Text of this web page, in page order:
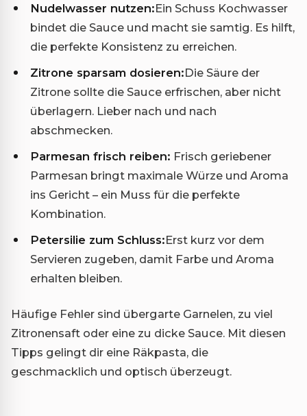
Nudelwasser nutzen:Ein Schuss Kochwasser
bindet die Sauce und macht sie samtig. Es hilft,
die perfekte Konsistenz zu erreichen.
Zitrone sparsam dosieren:Die Säure der
Zitrone sollte die Sauce erfrischen, aber nicht
überlagern. Lieber nach und nach
abschmecken.
Parmesan frisch reiben: Frisch geriebener
Parmesan bringt maximale Würze und Aroma
ins Gericht – ein Muss für die perfekte
Kombination.
Petersilie zum Schluss:Erst kurz vor dem
Servieren zugeben, damit Farbe und Aroma
erhalten bleiben.
Häufige Fehler sind übergarte Garnelen, zu viel
Zitronensaft oder eine zu dicke Sauce. Mit diesen
Tipps gelingt dir eine Räkpasta, die
geschmacklich und optisch überzeugt.